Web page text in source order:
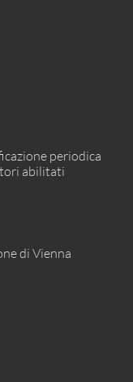
periodica
abilitati
di Vienna